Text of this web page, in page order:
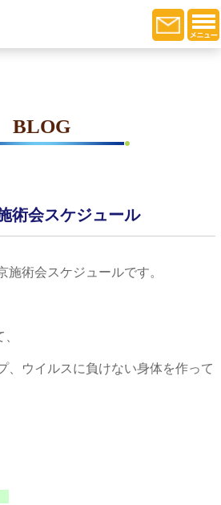
BLOG
術会スケジュール
施術会スケジュールです。
、ウイルスに負けない身体を作って